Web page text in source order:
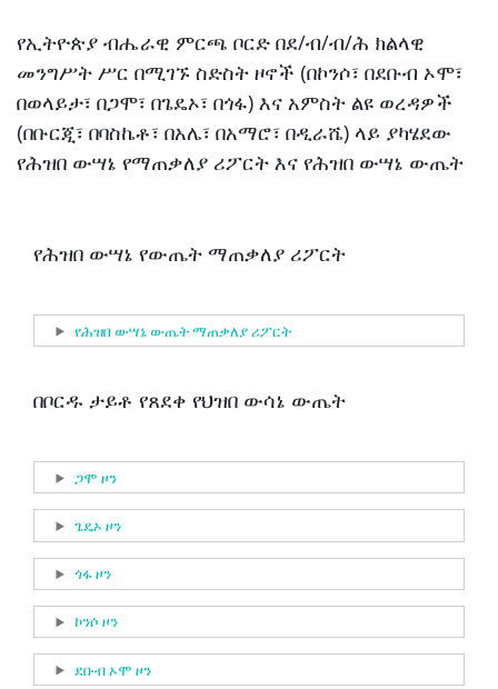
የኢትዮጵያ ብሔራዊ ምርጫ ቦርድ በደ/ብ/ብ/ሕ ክልላዊ
መንግሥት ሥር በሚገኙ ስድስት ዞኖች (በኮንሶ፣ በደቡብ ኦሞ፣
በወላይታ፣ በጋሞ፣ በጌዴኦ፣ በጎፋ) እና አምስት ልዩ ወረዳዎች
(በቡርጂ፣ በባስኬቶ፣ በአሌ፣ በአማሮ፣ በዲራሼ) ላይ ያካሄደው
የሕዝበ ውሣኔ የማጠቃለያ ሪፖርት እና የሕዝበ ውሣኔ ውጤት
የሕዝበ ውሣኔ የውጤት ማጠቃለያ ሪፖርት
Show
የሕዝበ ውሣኔ ውጤት ማጠቃለያ ሪፖርት
በቦርዱ ታይቶ የጸደቀ የህዝበ ውሳኔ ውጤት
Show
ጋሞ ዞን
Show
ጌዴኦ ዞን
Show
ጎፋ ዞን
Show
ኮንሶ ዞን
Show
ደቡብ ኦሞ ዞን